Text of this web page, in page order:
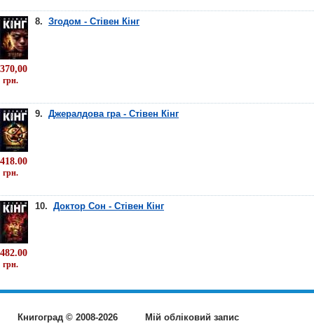
8. Згодом - Стівен Кінг
370,00
грн.
9. Джералдова гра - Стівен Кінг
418.00
грн.
10. Доктор Сон - Стівен Кінг
482.00
грн.
Книгоград © 2008-2026 Мій обліковий запис